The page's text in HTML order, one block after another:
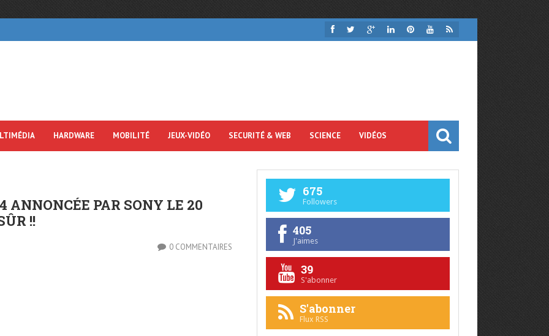
HARDWARE MOBILITÉ JEUX-VIDÉO SECURITÉ & WEB SCIENCE VIDÉOS
ANNONCÉE PAR SONY LE 20
!!
0 COMMENTAIRES
675
Followers
405
J'aimes
39
S'abonner
S'abonner
Flux RSS